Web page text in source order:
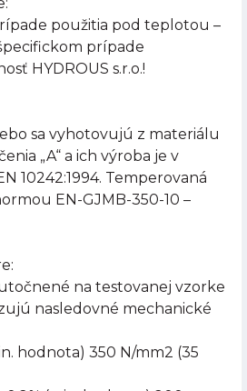
použitia pod teplotou –
prípade
HYDROUS s.r.o.!
sa vyhotovujú z materiálu
„A“ a ich výroba je v
10242:1994. Temperovaná
EN-GJMB-350-10 –
na testovanej vzorke
nasledovné mechanické
hodnota) 350 N/mm2 (35